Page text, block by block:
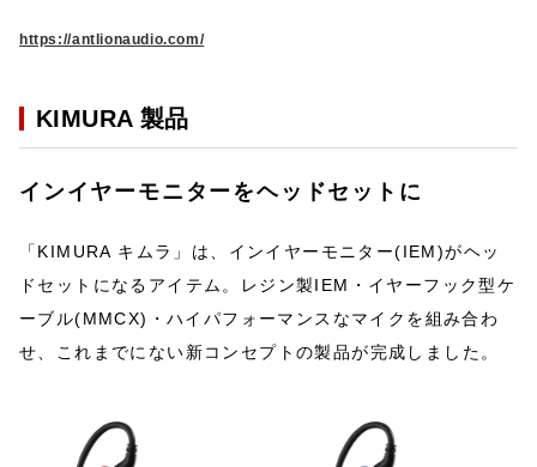
https://antlionaudio.com/
KIMURA 製品
インイヤーモニターをヘッドセットに
「KIMURA キムラ」は、インイヤーモニター(IEM)がヘッ
ドセットになるアイテム。レジン製IEM・イヤーフック型ケ
ーブル(MMCX)・ハイパフォーマンスなマイクを組み合わ
せ、これまでにない新コンセプトの製品が完成しました。